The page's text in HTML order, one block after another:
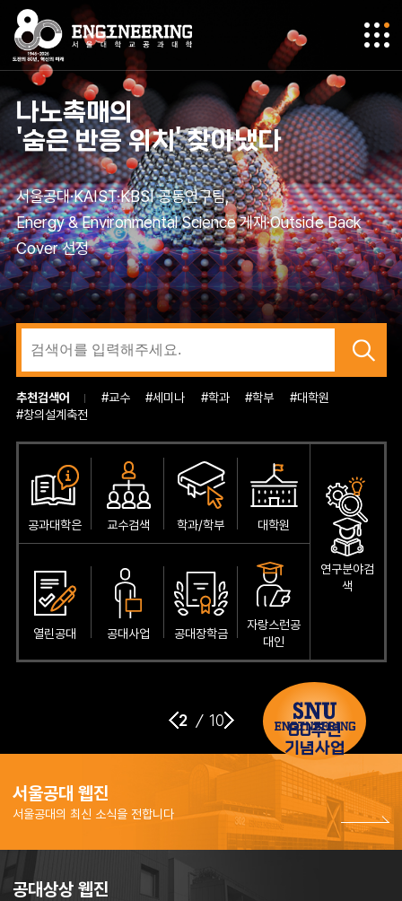
생성형 비주얼 컴퓨팅 연구로
세계 주요 학회 논문 다수 발표
서울대 전기정보공학부 이현수 학부생,
NeurIPS·CVPR·ECCV 등 머신러닝·컴퓨터 비전 주요 국제학
회에 연구 성과 발표·채택
나노촉매의
'숨은 반응 위치' 찾아냈다
서울공대·KAIST·KBSI 공동연구팀,
Energy & Environmental Science 게재·Outside Back
Cover 선정
기존 AI 모델 더 강력하게 만드는
효율적 확장 기술 개발
서울공대 컴퓨터비전 연구팀, 컴퓨터비전 분야 최고 권위 국제
학술대회 CVPR 2026 논문 채택
질소는 환원하고
수소는 억제한다
서울대 화학생물공학부 정유성 교수팀,
국제 저명 학술지 Journal of the American Chemical
Society 논문 게재
온실가스 분해 성능 14배 높인
'나노메이스' 촉매 개발
서울대 재료공학부 한정우 교수팀, 국제 저명 학술지 Nature
Communications 논문 게재
마그네슘 방출 제어
골절 고정 소재 개발
서울대 화학생물공학부 황석연 교수팀,
세계적 권위 국제 학술지 Science Advances 논문 게재
기존 한계 극복한
차세대 메타물질 개발
서울대 기계공학부 오주환 교수팀, 세계적 권위 국제 학술지
Advanced Materials 논문 게재
영상 분석 속도 높인
AI 시스템 ‘Ouroboros’ 개발
서울대 전기·정보공학부 이경한 교수 연구팀,
모바일 시스템 분야 최고 권위 학술대회 ACM MobiSys 발표
파킨슨병 환자 돕는
로봇손 구현
서울대 재료공학부 이태우 교수팀, 국제 저명 학술지 Nature
Communications 논문 게재
빛의 속도를 자유자재로 늦추는
프로그래머블 광집적회로 개발
서울대 전기정보공학부 유선규·박남규 교수팀, 국제 저명 학술
지 Advanced Science 논문 게재
2 / 10
추천검색어 #교수 #세미나 #학과 #학부
#대학원
#창의설계축전
공과대학은 교수검색 학과/학부 대학원
연구분야검
색
열린공대 공대사업 공대장학금
자랑스런공
대인
서울공대 웹진
서울공대의 최신 소식을 전합니다
공대상상 웹진
80주년
기념사업